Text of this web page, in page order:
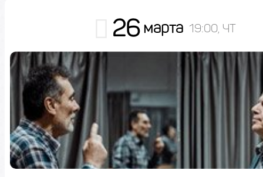
26 марта 19:00, ЧТ